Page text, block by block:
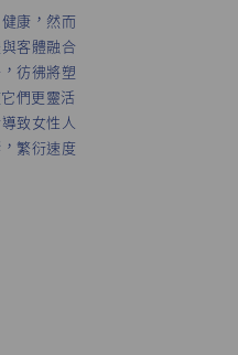
康，然而
客體融合
彷彿將塑
們更靈活
致女性人
繁衍速度